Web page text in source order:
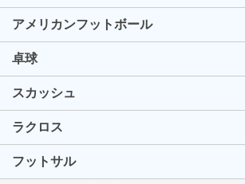
アメリカンフットボール
卓球
スカッシュ
ラクロス
フットサル